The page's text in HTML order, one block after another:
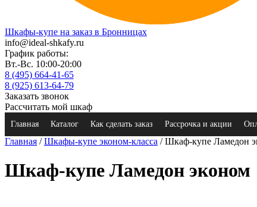
Шкафы-купе на заказ в Бронницах
info@ideal-shkafy.ru
График работы:
Вт.-Вс. 10:00-20:00
8 (495) 664-41-65
8 (925) 613-64-79
Заказать звонок
Рассчитать мой шкаф
Главная Каталог Как сделать заказ Рассрочка и акции
Главная /Шкафы-купе эконом-класса / Шкаф-купе Ламедон
Шкаф-купе Ламедон эконом